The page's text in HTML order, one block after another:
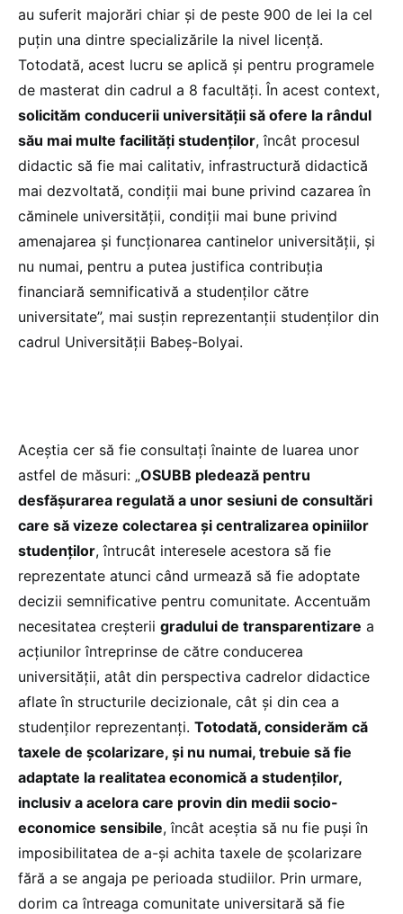
au suferit majorări chiar și de peste 900 de lei la cel
puțin una dintre specializările la nivel licență.
Totodată, acest lucru se aplică și pentru programele
de masterat din cadrul a 8 facultăți. În acest context,
solicităm conducerii universității să ofere la rândul
său mai multe facilități studenților, încât procesul
didactic să fie mai calitativ, infrastructură didactică
mai dezvoltată, condiții mai bune privind cazarea în
căminele universității, condiții mai bune privind
amenajarea și funcționarea cantinelor universității, și
nu numai, pentru a putea justifica contribuția
financiară semnificativă a studenților către
universitate”, mai susțin reprezentanții studenților din
cadrul Universității Babeș-Bolyai.
Aceștia cer să fie consultați înainte de luarea unor
astfel de măsuri: „OSUBB pledează pentru
desfășurarea regulată a unor sesiuni de consultări
care să vizeze colectarea și centralizarea opiniilor
studenților, întrucât interesele acestora să fie
reprezentate atunci când urmează să fie adoptate
decizii semnificative pentru comunitate. Accentuăm
necesitatea creșterii gradului de transparentizare a
acțiunilor întreprinse de către conducerea
universității, atât din perspectiva cadrelor didactice
aflate în structurile decizionale, cât și din cea a
studenților reprezentanți. Totodată, considerăm că
taxele de școlarizare, și nu numai, trebuie să fie
adaptate la realitatea economică a studenților,
inclusiv a acelora care provin din medii socio-
economice sensibile, încât aceștia să nu fie puși în
imposibilitatea de a-și achita taxele de școlarizare
fără a se angaja pe perioada studiilor. Prin urmare,
dorim ca întreaga comunitate universitară să fie